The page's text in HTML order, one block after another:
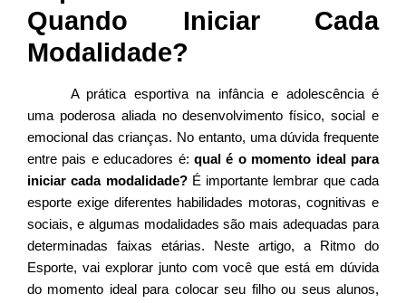
Quando Iniciar Cada
Modalidade?
A prática esportiva na infância e adolescência é
uma poderosa aliada no desenvolvimento físico, social e
emocional das crianças. No entanto, uma dúvida frequente
entre pais e educadores é: qual é o momento ideal para
iniciar cada modalidade? É importante lembrar que cada
esporte exige diferentes habilidades motoras, cognitivas e
sociais, e algumas modalidades são mais adequadas para
determinadas faixas etárias. Neste artigo, a Ritmo do
Esporte, vai explorar junto com você que está em dúvida
do momento ideal para colocar seu filho ou seus alunos,